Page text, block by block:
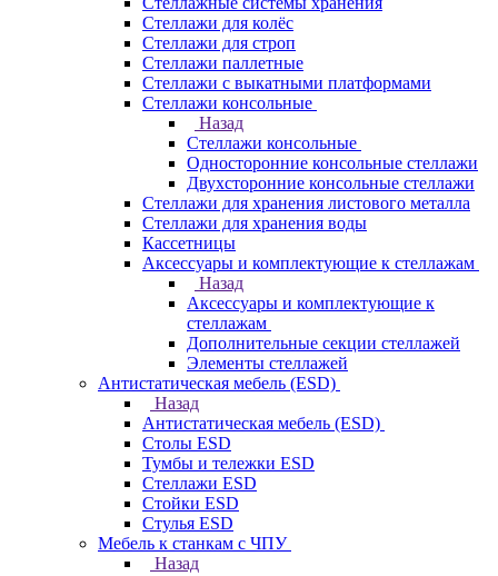
Стеллажи для колёс
Стеллажи для строп
Стеллажи паллетные
Стеллажи с выкатными платформами
Стеллажи консольные
Назад
Стеллажи консольные
Односторонние консольные стеллажи
Двухсторонние консольные стеллажи
Стеллажи для хранения листового металла
Стеллажи для хранения воды
Кассетницы
Аксесcуары и комплектующие к стеллажам
Назад
Аксесcуары и комплектующие к
стеллажам
Дополнительные секции стеллажей
Элементы стеллажей
Антистатическая мебель (ESD)
Назад
Антистатическая мебель (ESD)
Столы ESD
Тумбы и тележки ESD
Стеллажи ESD
Стойки ESD
Стулья ESD
Мебель к станкам с ЧПУ
Назад